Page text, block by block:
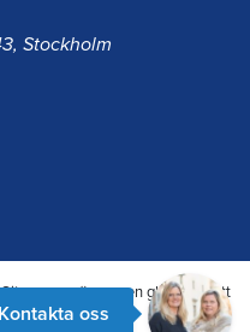
Kontakta oss
Stockholm
oss gärna men glöm inte att